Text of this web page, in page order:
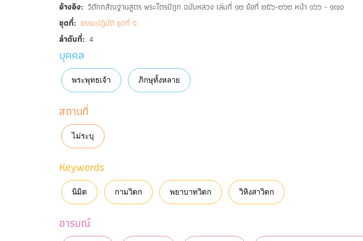
อ้างอิง วิตักกสัณฐานสูตร พระไตรปิฎก ฉบับหลวง เล่มที่ ๑๒ ข้อที่ ๒๕๖-๒๖๒ หน้า ๑๖๖ - ๑๗๐
ชุดที่ ธรรมปฏิบัติ ชุดที่ ๕
ลำดับที่ 4
บุคคล
พระพุทธเจ้า ภิกษุทั้งหลาย
สถานที่
ไม่ระบุ
Keywords
นิมิต กามวิตก พยาบาทวิตก วิหิงสาวิตก
อารมณ์